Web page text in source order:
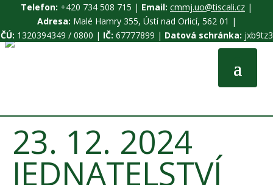
Telefon: +420 734 508 715 | Email: cmmj.uo@tiscali.cz |
Adresa: Malé Hamry 355, Ústí nad Orlicí, 562 01 |
ČÚ: 1320394349 / 0800 | IČ: 67777899 | Datová schránka: jxb9tz3
23. 12. 2024
JEDNATELSTVÍ